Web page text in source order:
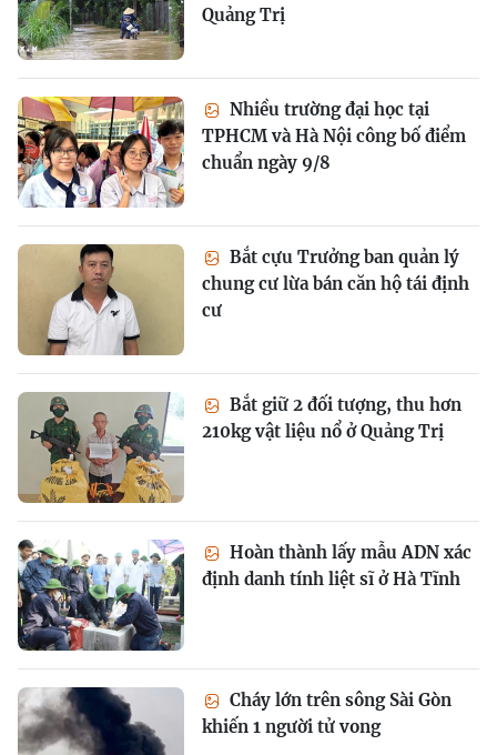
Quảng Trị
Nhiều trường đại học tại
TPHCM và Hà Nội công bố điểm
chuẩn ngày 9/8
Bắt cựu Trưởng ban quản lý
chung cư lừa bán căn hộ tái định
cư
Bắt giữ 2 đối tượng, thu hơn
210kg vật liệu nổ ở Quảng Trị
Hoàn thành lấy mẫu ADN xác
định danh tính liệt sĩ ở Hà Tĩnh
Cháy lớn trên sông Sài Gòn
khiến 1 người tử vong